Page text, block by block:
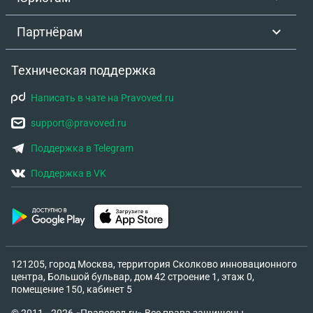
Партнёрам
Техническая поддержка
Написать в чате на Pravoved.ru
support@pravoved.ru
Поддержка в Telegram
Поддержка в VK
121205, город Москва, территория Сколково инновационного
центра, Большой бульвар, дом 42 строение 1, этаж 0,
помещение 150, кабинет 5